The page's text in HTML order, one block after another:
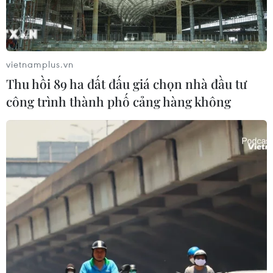
TIN LIÊN QUAN
Highlight bàn thắng trận Nhật
vietnamplus.vn
Thu hồi 89 ha đất đấu giá chọn nhà đầu tư
công trình thành phố cảng hàng không